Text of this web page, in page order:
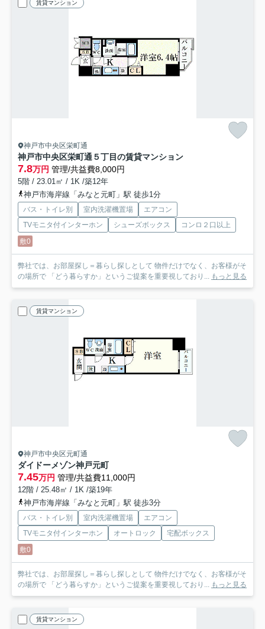
賃貸マンション
神戸市中央区栄町通
神戸市中央区栄町通５丁目の賃貸マンション
7.8万円 管理/共益費8,000円
5階 / 23.01㎡ / 1K /築12年
神戸市海岸線「みなと元町」駅 徒歩1分
バス・トイレ別 室内洗濯機置場
エアコン
TVモニタ付インターホン
シューズボックス
コンロ２口以上
敷0
弊社では、お部屋探し＝暮らし探しとして 物件だけでなく、お客様がそ
の場所で 「どう暮らすか」というご提案を重要視しており... もっと見る
賃貸マンション
神戸市中央区元町通
ダイドーメゾン神戸元町
7.45万円 管理/共益費11,000円
12階 / 25.48㎡ / 1K /築19年
神戸市海岸線「みなと元町」駅 徒歩3分
バス・トイレ別 室内洗濯機置場
エアコン
TVモニタ付インターホン
オートロック
宅配ボックス
敷0
弊社では、お部屋探し＝暮らし探しとして 物件だけでなく、お客様がそ
の場所で 「どう暮らすか」というご提案を重要視しており... もっと見る
賃貸マンション